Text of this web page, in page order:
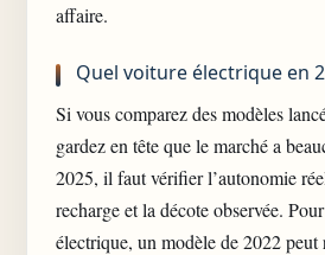
affaire.
Quel voiture électrique en
Si vous comparez des modèles
gardez en tête que le marché a
2025, il faut vérifier l’autonomie
recharge et la décote observée.
électrique, un modèle de 2022 peut